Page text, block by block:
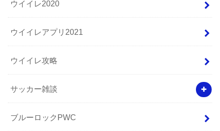
ウイイレ2020
ウイイレアプリ2021
ウイイレ攻略
サッカー雑談
ブルーロックPWC